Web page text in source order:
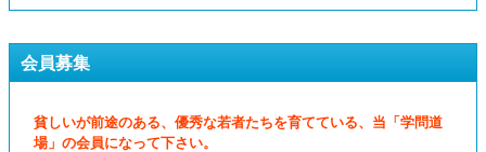
会員募集
貧しいが前途のある、優秀な若者たちを育てている、当「学問道
場」の会員になって下さい。